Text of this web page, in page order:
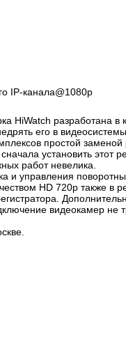
IP-канала@1080p
HiWatch разработана в
его в
простой заменой
установить этот
работ невелика.
и управления
HD 720р также в
видеокамер не